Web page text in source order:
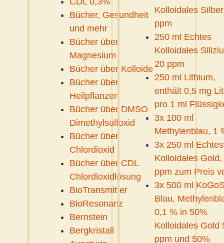
Bücher, Gesundheit
und mehr
Bücher über
Magnesium
Bücher über Kolloide
Bücher über
Heilpflanzen
Bücher über DMSO
Dimethylsulfoxid
Bücher über
Chlordioxid
Bücher über CDL
Chlordioxidlösung
BioTransmitter
BioResonanz
Bernstein
Bergkristall
Kolloidales
ppm
250 ml Echtes
Kolloidales
20 ppm
250 ml Lithium,
enthält 0,5 mg
pro 1 ml
3x 100 ml
Methylenblau, 1
3x 250 ml Echtes
Kolloidales Gold,
ppm zum Preis
3x 500 ml
Blau,
0,1 % in 50%
Kolloidales Gold
ppm und 50%